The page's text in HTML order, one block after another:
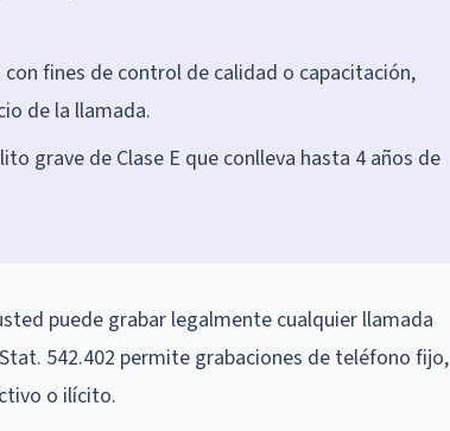
fines de control de calidad o capacitación,
de la llamada.
grave de Clase E que conlleva hasta 4 años de
puede grabar legalmente cualquier llamada
542.402 permite grabaciones de teléfono fijo,
o ilícito.